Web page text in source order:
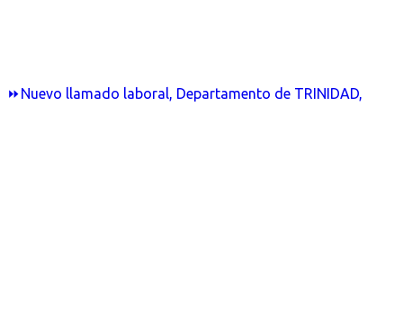
⏩Nuevo llamado laboral, Departamento de TRINIDAD,